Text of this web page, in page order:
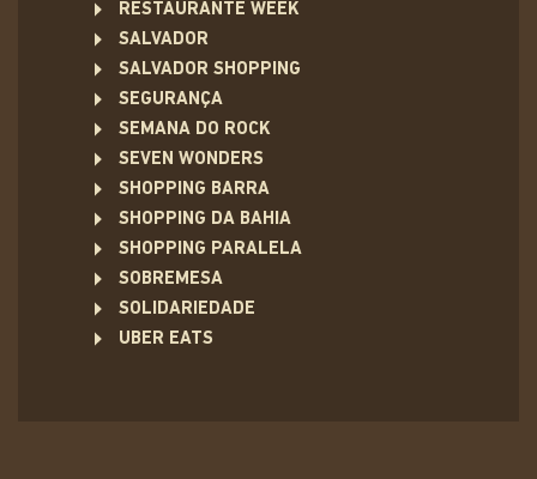
RESTAURANTE WEEK
SALVADOR
SALVADOR SHOPPING
SEGURANÇA
SEMANA DO ROCK
SEVEN WONDERS
SHOPPING BARRA
SHOPPING DA BAHIA
SHOPPING PARALELA
SOBREMESA
SOLIDARIEDADE
UBER EATS